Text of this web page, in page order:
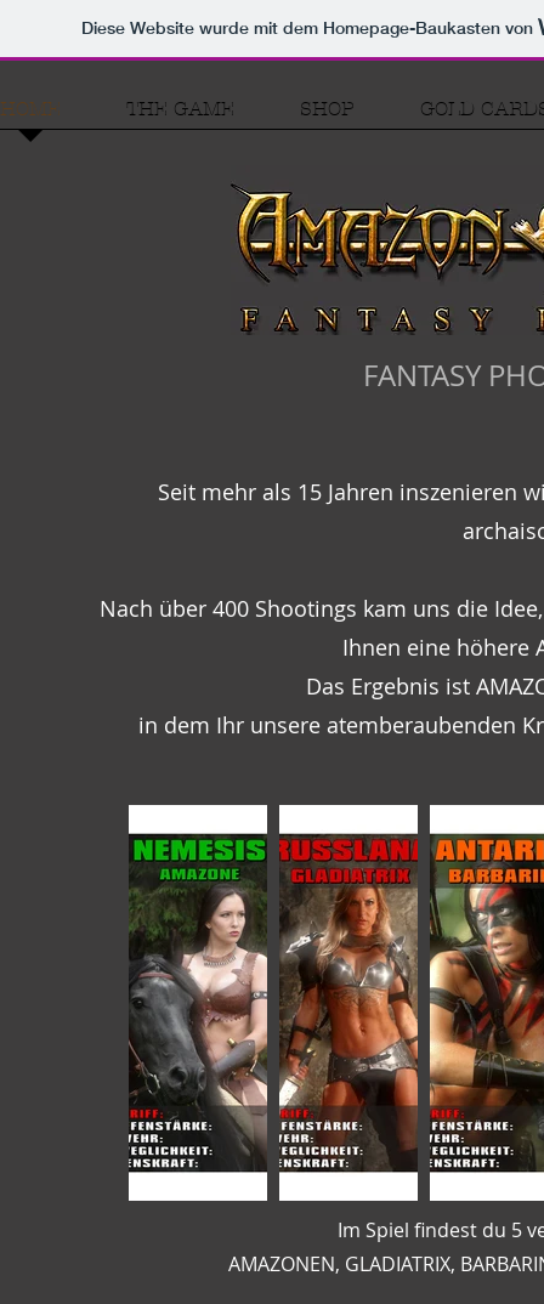
Diese Website wurde mit dem Homepage-Baukasten von
HOME THE GAME SHOP GOLD
FANTASY
Seit mehr als 15 Jahren inszenieren
Nach über 400 Shootings kam uns die
Ihnen eine höhere
Das Ergebnis ist
in dem Ihr unsere atemberaubenden
Im Spiel findest du 5
AMAZONEN, GLADIATRIX,